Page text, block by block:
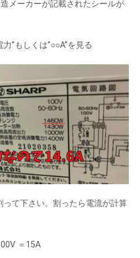
メーカーが記載されたシールが
”もしくは”○○A”を見る
て下さい。割ったら電流が計算
＝15A